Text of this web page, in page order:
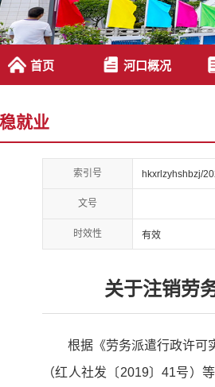
首页 河口概况
就业
索引号 hkxrlzyhshbzj/
文号
时效性 有效
关于注销劳
根据《劳务派遣行政许可
（红人社发〔2019〕41号）